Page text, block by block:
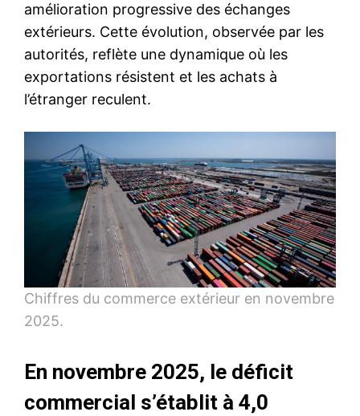
amélioration progressive des échanges
extérieurs. Cette évolution, observée par les
autorités, reflète une dynamique où les
exportations résistent et les achats à
l’étranger reculent.
Chiffres du commerce extérieur en novembre
2025.
En novembre 2025, le déficit
commercial s’établit à 4,0